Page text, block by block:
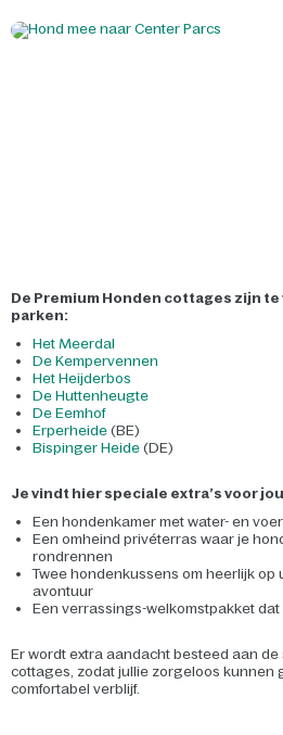
De Premium Honden cottages zijn
parken:
Het Meerdal
De Kempervennen
Het Heijderbos
De Huttenheugte
De Eemhof
Erperheide (BE)
Bispinger Heide (DE)
Je vindt hier speciale extra’s voor
Een hondenkamer met water- en
Een omheind privéterras waar je
rondrennen
Twee hondenkussens om heerlijk op
avontuur
Een verrassings-welkomstpakket
Er wordt extra aandacht besteed aan
cottages, zodat jullie zorgeloos kunnen
comfortabel verblijf.